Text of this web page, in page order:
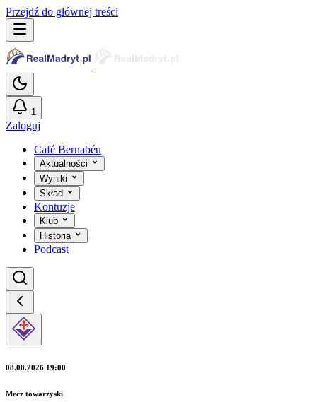
Przejdź do głównej treści
1
Zaloguj
Café Bernabéu
Aktualności
Wyniki
Skład
Kontuzje
Klub
Historia
Podcast
08.08.2026 19:00
Mecz towarzyski